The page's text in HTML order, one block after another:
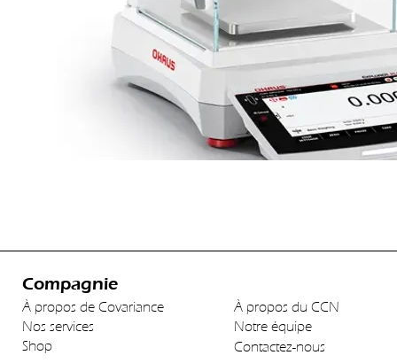
Compagnie
À propos de Covariance
Nos services
Shop
À propos du CCN
Notre équipe
Contactez-nous